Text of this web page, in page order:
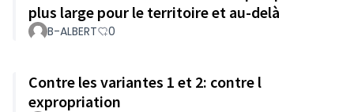
plus large pour le territoire et au-delà
B-ALBERT 0
Contre les variantes 1 et 2: contre l
expropriation